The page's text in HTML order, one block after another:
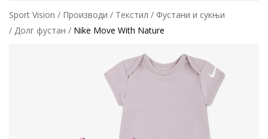
Sport Vision Производи Текстил
Фустани и сукњи
Долг фустан
Nike Move With Nature